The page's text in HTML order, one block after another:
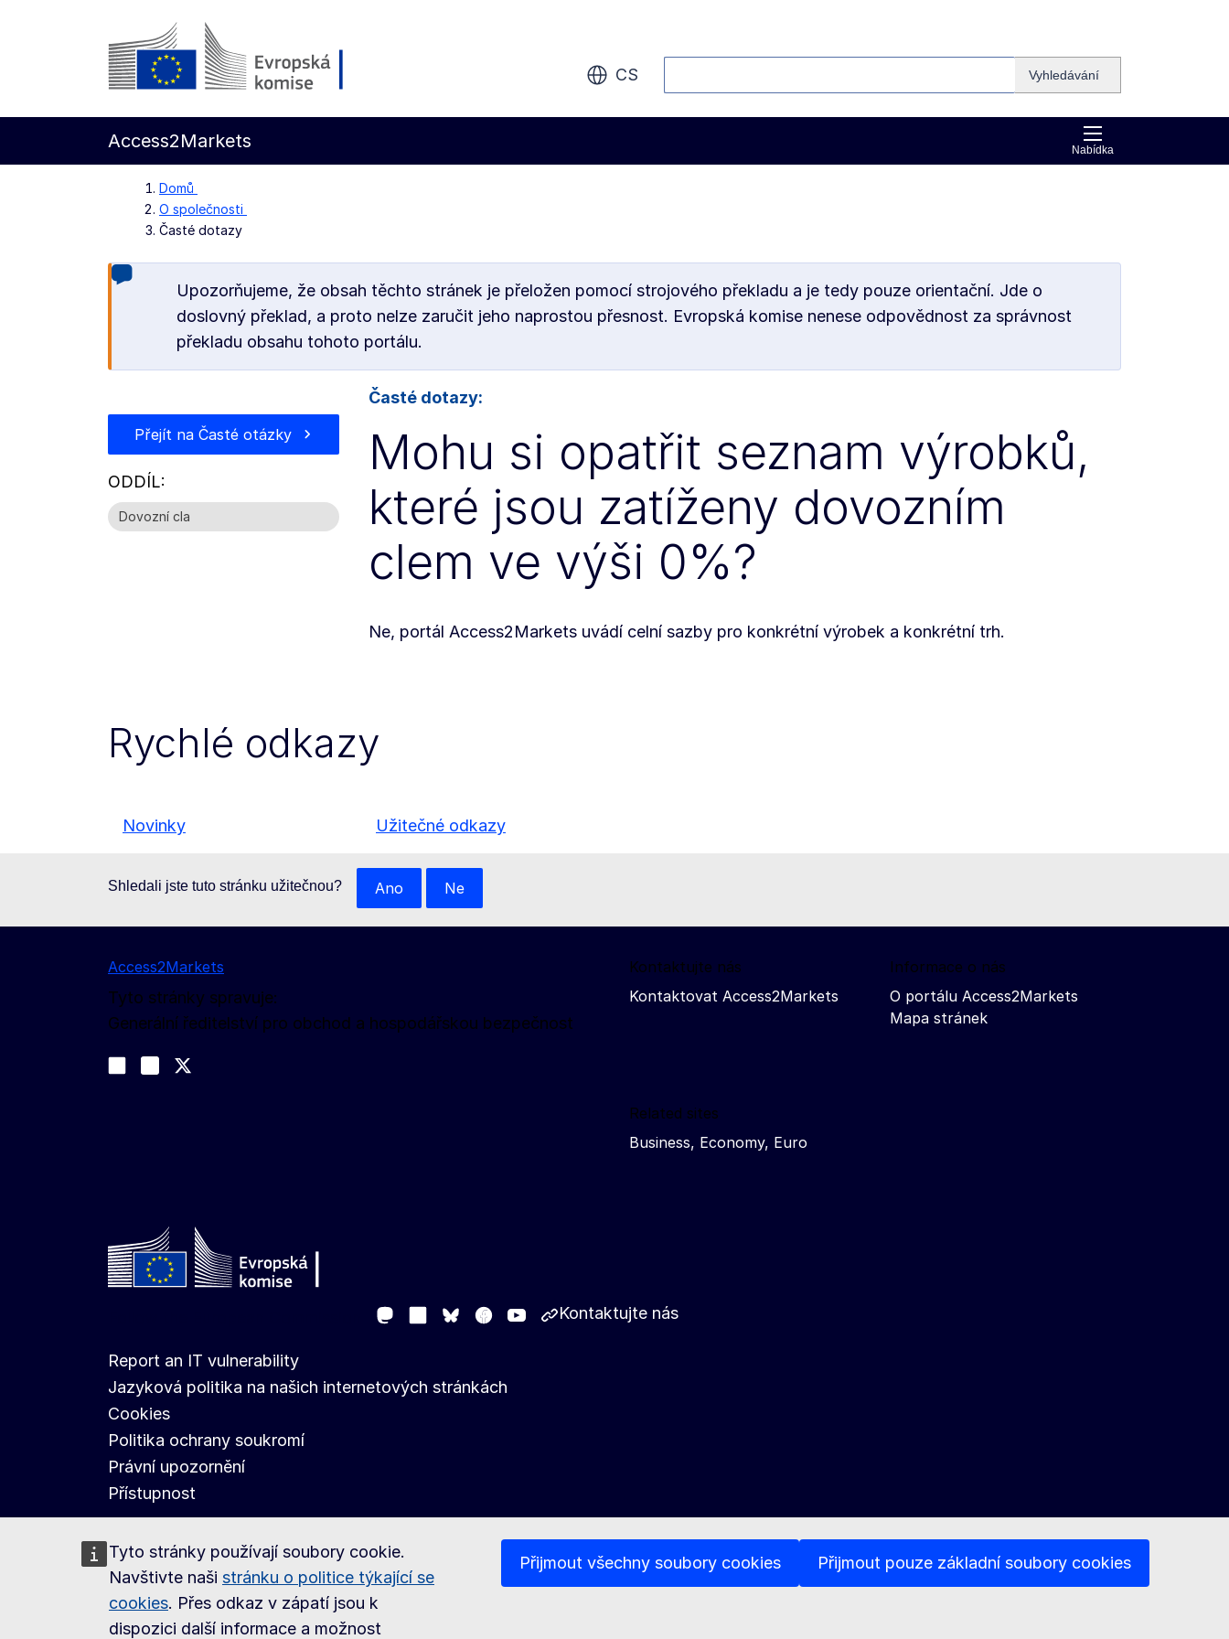
Tyto stránky používají soubory cookie.
Navštivte naši stránku o politice týkající se
cookies. Přes odkaz v zápatí jsou k
dispozici další informace a možnost
Přijmout všechny soubory cookies Přijmout pouze základní soubory cookies
Přejít na hlavní obsah
CS Vyhledávání
Nabídka
Access2Markets
Domů
O společnosti
Časté dotazy
Upozorňujeme, že obsah těchto stránek je přeložen pomocí strojového překladu a je tedy pouze orientační. Jde o
doslovný překlad, a proto nelze zaručit jeho naprostou přesnost. Evropská komise nenese odpovědnost za správnost
překladu obsahu tohoto portálu.
Přejít na Časté otázky
ODDÍL:
Dovozní cla
Časté dotazy:
Mohu si opatřit seznam výrobků,
které jsou zatíženy dovozním
clem ve výši 0%?
Ne, portál Access2Markets uvádí celní sazby pro konkrétní výrobek a konkrétní trh.
Rychlé odkazy
Novinky Užitečné odkazy
Shledali jste tuto stránku užitečnou? Ano Ne
Access2Markets
Tyto stránky spravuje:
Generální ředitelství pro obchod a hospodářskou bezpečnost
Join us on LinkedIn
Trade-Off podcast
Kontaktujte nás
Kontaktovat Access2Markets
Informace o nás
O portálu Access2Markets
Mapa stránek
Related sites
Business, Economy, Euro
MastodonLinkedIn
Bluesky
FacebookYoutubeOther networks
Kontaktujte nás
Report an IT vulnerability
Jazyková politika na našich internetových stránkách
Cookies
Politika ochrany soukromí
Právní upozornění
Přístupnost